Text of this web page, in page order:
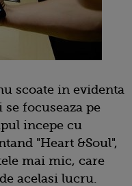
scoate in evidenta
focuseaza pe
incepe cu
"Heart &Soul",
mai mic, care
acelasi lucru.